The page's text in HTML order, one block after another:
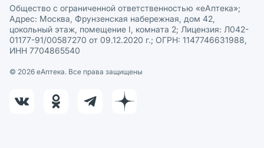
Общество с ограниченной ответственностью «еАптека»;
Адрес: Москва, Фрунзенская набережная, дом 42,
цокольный этаж, помещение I, комната 2; Лицензия: Л042-
01177-91/00587270 от 09.12.2020 г.; ОГРН: 1147746631988,
ИНН 7704865540
© 2026 eАптека. Все права защищены